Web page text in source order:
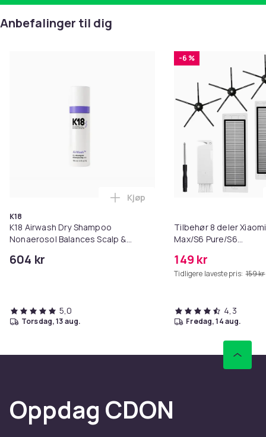
Anbefalinger til dig
K18
K18 Airwash Dry Shampoo
Nonaerosol Balances Scalp &
604 kr
Legg K18 Airwash Dry
Kjøp
5,0
torsdag, 13 aug.
-6 %
Tilbehør 8 deler
Max/S6 Pure/S6
149 kr
Tidligere laveste pris: 159 kr
4,3
fredag, 14 aug.
Oppdag CDON